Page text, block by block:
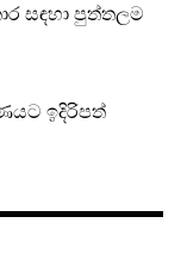
සඳහා පුත්තලම
ඉදිරිපත්